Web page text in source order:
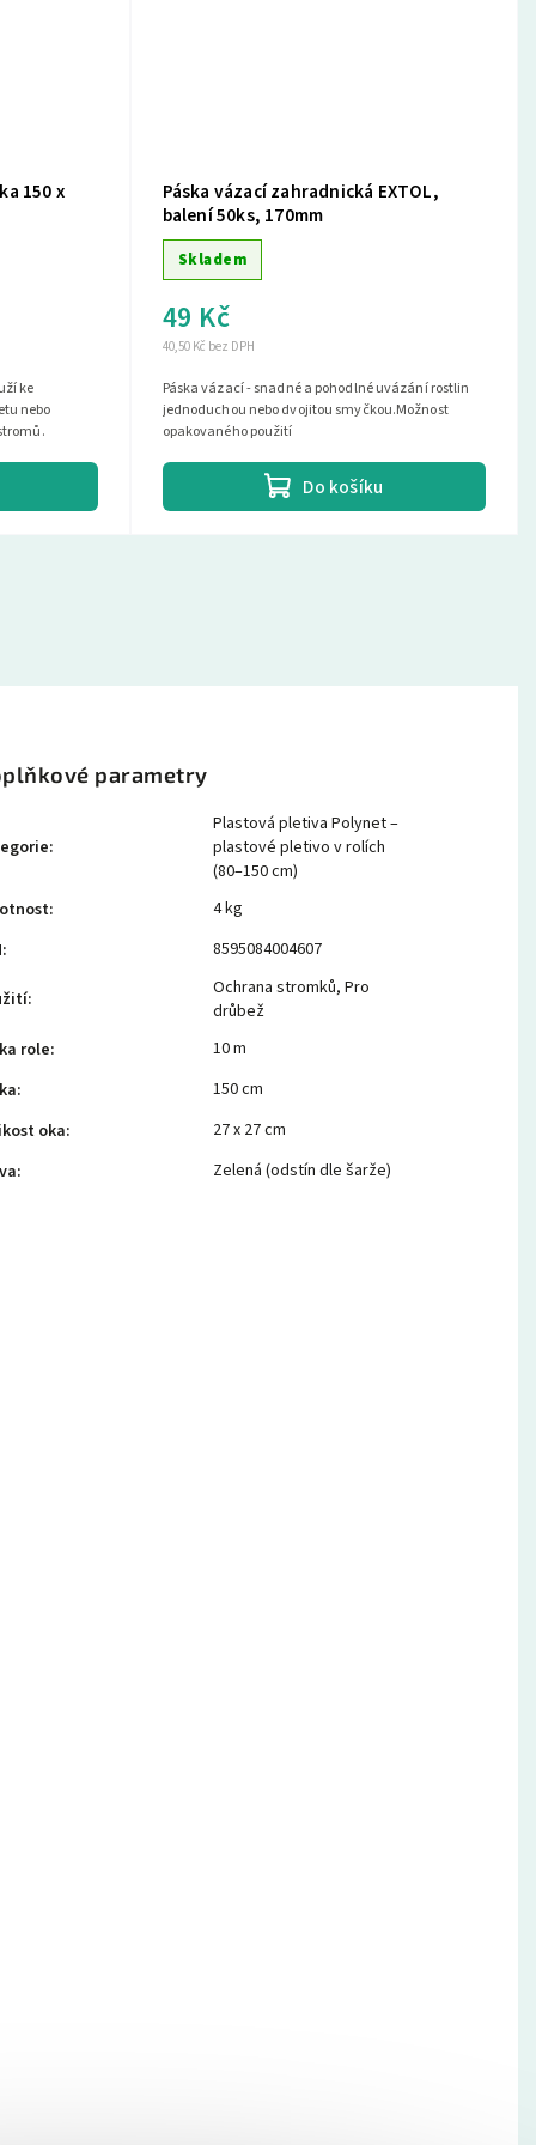
150 x
ke
nebo
Páska vázací zahradnická EXTOL,
balení 50ks, 170mm
Skladem
40,50 Kč bez DPH
49 Kč
Do košíku
Páska vázací - snadné a pohodlné uvázání rostlin
jednoduchou nebo dvojitou smyčkou.Možnost
opakovaného použití
parametry
:
Plastová pletiva Polynet –
plastové pletivo v rolích
(80–150 cm)
:
4 kg
: 8595084004607
: Ochrana stromků, Pro
drůbež
role:
10 m
:
150 cm
oka:
27 x 27 cm
: Zelená (odstín dle šarže)